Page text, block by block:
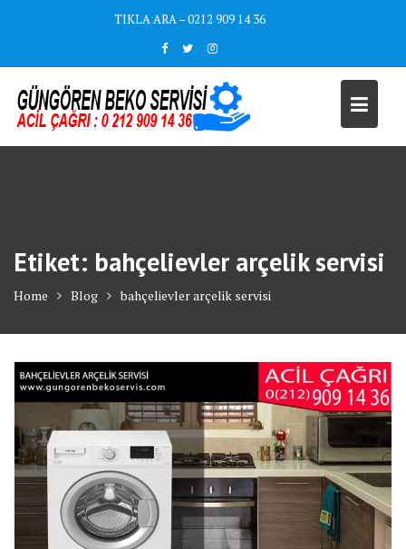
TIKLA ARA – 0212 909 14 36
Etiket: bahçelievler arçelik servisi
Home Blog bahçelievler arçelik servisi